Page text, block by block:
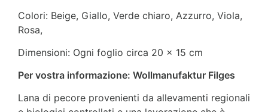
Colori: Beige, Giallo, Verde chiaro, Azzurro, Viola,
Rosa,
Dimensioni: Ogni foglio circa 20 x 15 cm
Per vostra informazione: Wollmanufaktur Filges
Lana di pecore provenienti da allevamenti regionali